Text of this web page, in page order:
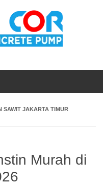
SAWIT JAKARTA TIMUR
Murah di